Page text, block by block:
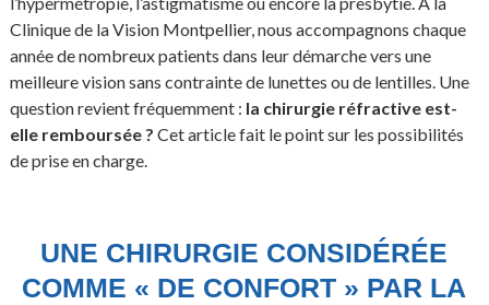
Clinique de la Vision Montpellier, nous accompagnons chaque
année de nombreux patients dans leur démarche vers une
meilleure vision sans contrainte de lunettes ou de lentilles. Une
question revient fréquemment : la chirurgie réfractive est-
elle remboursée ? Cet article fait le point sur les possibilités
de prise en charge.
UNE CHIRURGIE CONSIDÉRÉE
COMME « DE CONFORT » PAR LA